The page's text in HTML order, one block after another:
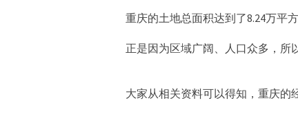
重庆的土地总面积达到了8.24万平
正是因为区域广阔、人口众多，所
大家从相关资料可以得知，重庆的